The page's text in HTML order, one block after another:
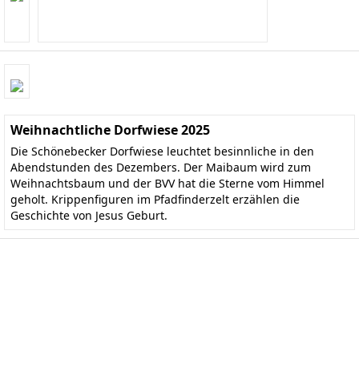
Weihnachtliche Dorfwiese 2025
Die Schönebecker Dorfwiese leuchtet besinnliche in den
Abendstunden des Dezembers. Der Maibaum wird zum
Weihnachtsbaum und der BVV hat die Sterne vom Himmel
geholt. Krippenfiguren im Pfadfinderzelt erzählen die
Geschichte von Jesus Geburt.